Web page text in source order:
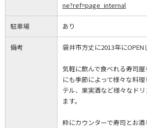
ne?ref=page_internal
駐車場 あり
備考 袋井市方丈に2013年にOPEN
気軽に飲んで食べれる寿司
にも季節によって様々な料
テル、果実酒など様々なド
ます。
粋にカウンターで寿司とお